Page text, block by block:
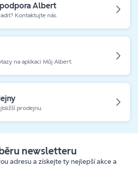
Albert
Kontaktujte nás.
na aplikaci Můj Albert.
prodejnu.
newsletteru
adresu a získejte ty nejlepší akce a